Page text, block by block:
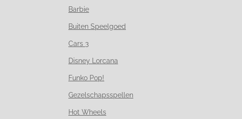
Barbie
Buiten Speelgoed
Cars 3
Disney Lorcana
Funko Pop!
Gezelschapsspellen
Hot Wheels